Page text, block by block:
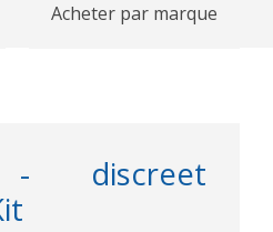
Acheter par marque
- discreet